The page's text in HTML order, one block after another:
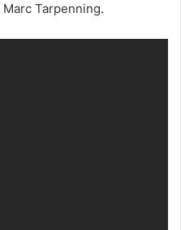
Tarpenning.